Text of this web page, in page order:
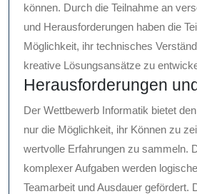
können. Durch die Teilnahme an
und Herausforderungen haben die
Möglichkeit, ihr technisches
kreative Lösungsansätze zu
Herausforderungen
Der Wettbewerb Informatik bietet
nur die Möglichkeit, ihr Können zu
wertvolle Erfahrungen zu sammeln.
komplexer Aufgaben werden
Teamarbeit und Ausdauer gefördert.